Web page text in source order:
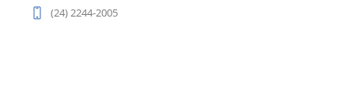
(24) 2244-2005